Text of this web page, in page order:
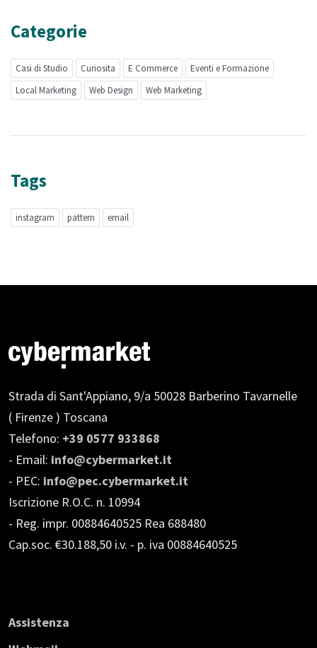
Categorie
Casi di Studio Curiosita E Commerce
Eventi e Formazione
Local Marketing
Web Design Web Marketing
Tags
instagram pattern email
Strada di Sant'Appiano, 9/a 50028 Barberino Tavarnelle
( Firenze ) Toscana
Telefono: +39 0577 933868
- Email: info@cybermarket.it
- PEC: info@pec.cybermarket.it
Iscrizione R.O.C. n. 10994
- Reg. impr. 00884640525 Rea 688480
Cap.soc. €30.188,50 i.v. - p. iva 00884640525
Assistenza